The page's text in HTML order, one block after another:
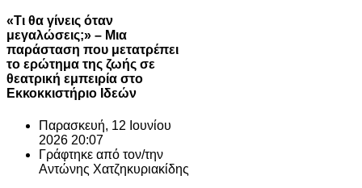
«Τι θα γίνεις όταν
μεγαλώσεις;» – Μια
παράσταση που μετατρέπει
το ερώτημα της ζωής σε
θεατρική εμπειρία στο
Εκκοκκιστήριο Ιδεών
Παρασκευή, 12 Ιουνίου
2026 20:07
Γράφτηκε από τον/την
Αντώνης Χατζηκυριακίδης